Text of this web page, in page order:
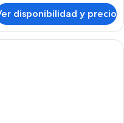
disponibilidad y precio
de hotel moderna con